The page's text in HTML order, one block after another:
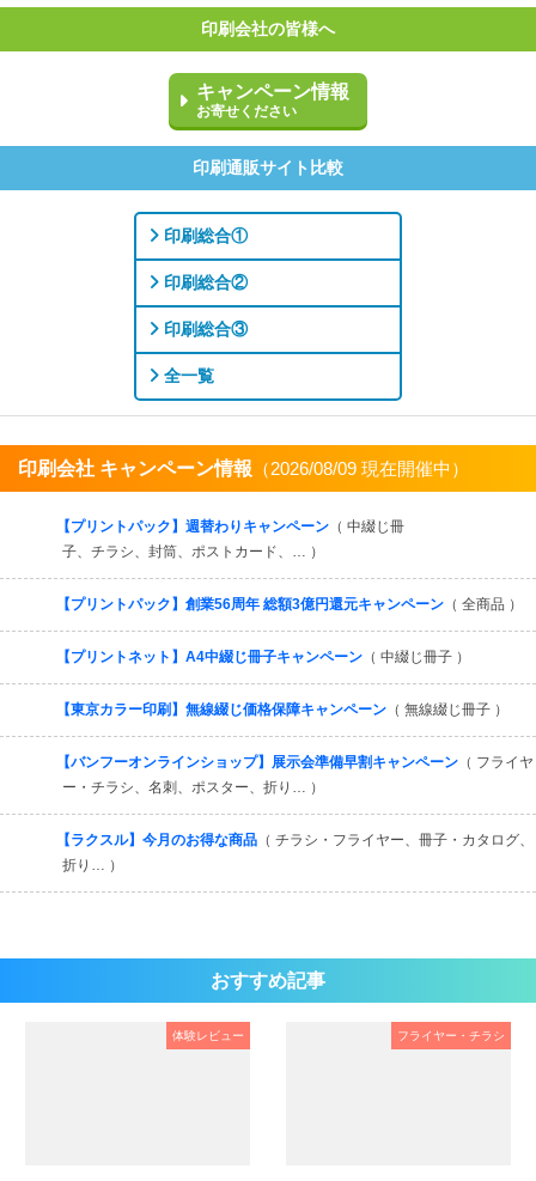
印刷会社の皆様へ
キャンペーン情報
お寄せください
印刷通販サイト比較
印刷総合①
印刷総合②
印刷総合③
全一覧
印刷会社 キャンペーン情報 （2026/08/09 現在開催中）
【プリントパック】週替わりキャンペーン （ 中綴じ冊
子、チラシ、封筒、ポストカード、… ）
【プリントパック】創業56周年 総額3億円還元キャンペーン （ 全商品 ）
【プリントネット】A4中綴じ冊子キャンペーン （ 中綴じ冊子 ）
【東京カラー印刷】無線綴じ価格保障キャンペーン （ 無線綴じ冊子 ）
【バンフーオンラインショップ】展示会準備早割キャンペーン （ フライヤ
ー・チラシ、名刺、ポスター、折り… ）
【ラクスル】今月のお得な商品 （ チラシ・フライヤー、冊子・カタログ、
折り… ）
おすすめ記事
体験レビュー フライヤー・チラシ